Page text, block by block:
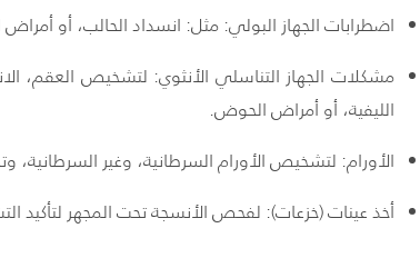
اضطرابات الجهاز البولي: مثل: انسداد الحالب، أو أمراض
مشكلات الجهاز التناسلي الأنثوي: لتشخيص العقم،
الليفية، أو أمراض الحوض.
الأورام: لتشخيص الأورام السرطانية، وغير السرطانية،
أخذ عينات (خزعات): لفحص الأنسجة تحت المجهر لتأكيد